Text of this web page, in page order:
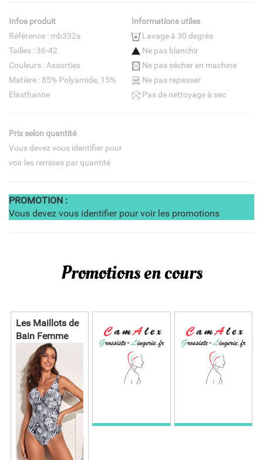
Infos produit
Référence : mb332a
Tailles : 36-42
Couleurs : Assorties
Matière : 85% Polyamide, 15%
Elasthanne
Informations utiles
Lavage à 30 degrés
Ne pas blanchir
Ne pas sécher en machine
Ne pas repasser
Pas de nettoyage à sec
Prix selon quantité
Vous devez vous identifier pour
voir les remises par quantité
PROMOTION :
Vous devez vous identifier pour voir les promotions
Promotions en cours
Les Maillots de
Bain Femme